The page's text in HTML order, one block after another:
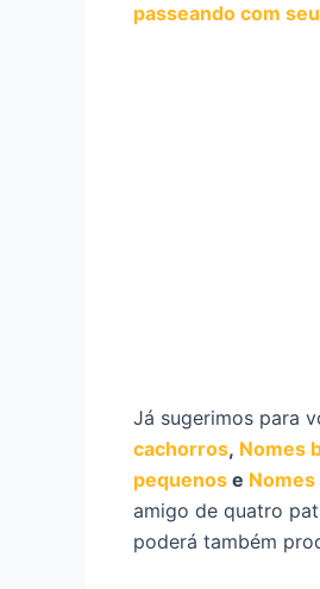
passeando com
Já sugerimos para
cachorros, Nomes
pequenos e
amigo de quatro
poderá também